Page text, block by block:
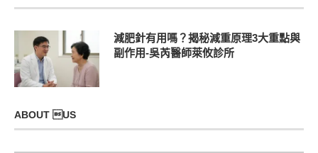
減肥針有用嗎？揭秘減重原理3大重點與
副作用-吳芮醫師萊攸診所
ABOUT US